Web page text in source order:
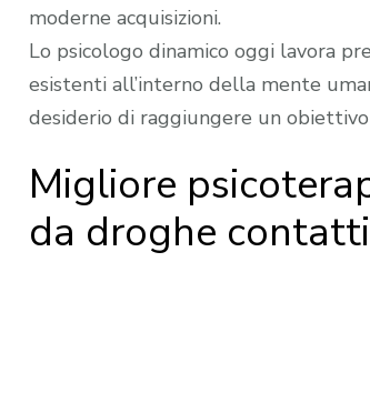
moderne acquisizioni.
Lo psicologo dinamico oggi lavora
esistenti all’interno della mente
desiderio di raggiungere un
Migliore
da droghe